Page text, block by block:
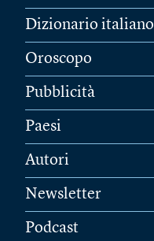
Dizionario italiano
Oroscopo
Pubblicità
Paesi
Autori
Newsletter
Podcast